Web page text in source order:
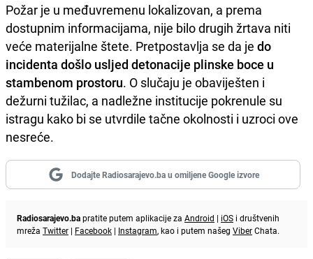
Požar je u međuvremenu lokalizovan, a prema
dostupnim informacijama, nije bilo drugih žrtava niti
veće materijalne štete. Pretpostavlja se da je do
incidenta došlo usljed detonacije plinske boce u
stambenom prostoru. O slučaju je obaviješten i
dežurni tužilac, a nadležne institucije pokrenule su
istragu kako bi se utvrdile tačne okolnosti i uzroci ove
nesreće.
Dodajte Radiosarajevo.ba u omiljene Google izvore
Radiosarajevo.bapratite putem aplikacije za Android | iOS i društvenih
mreža Twitter | Facebook | Instagram, kao i putem našeg ViberChata.